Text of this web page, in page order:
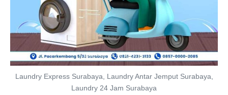
Laundry Express Surabaya, Laundry Antar Jemput Surabaya,
Laundry 24 Jam Surabaya